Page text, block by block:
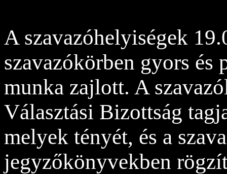
A szavazóhelyiségek
szavazókörben gyors és
munka zajlott. A
Választási Bizottság
melyek tényét, és a
jegyzőkönyvekben